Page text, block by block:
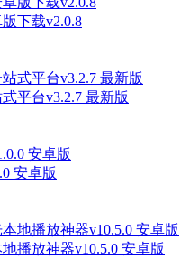
下载v2.0.8
平台v3.2.7 最新版
安卓版
播放神器v10.5.0 安卓版